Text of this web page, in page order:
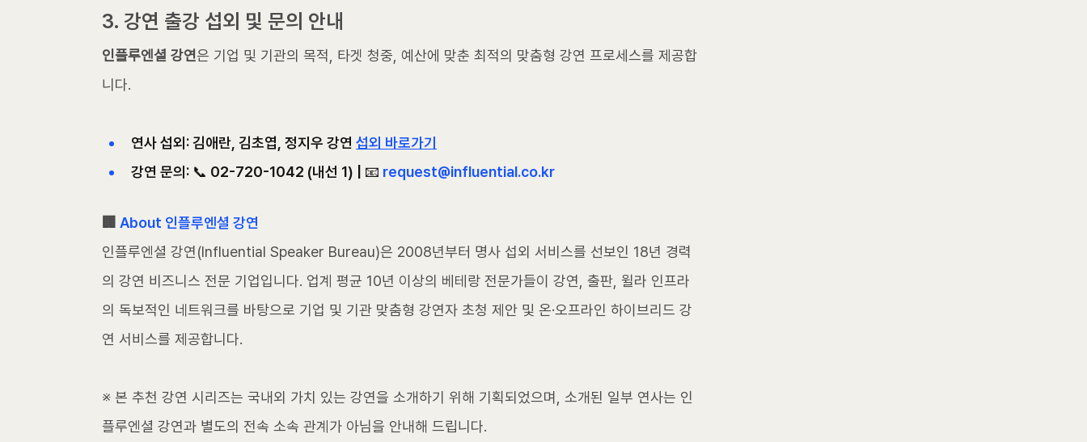
3. 강연 출강 섭외 및 문의 안내
인플루엔셜 강연은 기업 및 기관의 목적, 타겟 청중, 예산에 맞춘 최적의 맞춤형 강연 프로세스를 제공합
니다.
연사 섭외: 김애란, 김초엽, 정지우 강연 섭외 바로가기
강연 문의: 📞 02-720-1042 (내선 1) | 📧 request@influential.co.kr
About 인플루엔셜 강연
인플루엔셜 강연(Influential Speaker Bureau)은 2008년부터 명사 섭외 서비스를 선보인 18년 경력
의 강연 비즈니스 전문 기업입니다. 업계 평균 10년 이상의 베테랑 전문가들이 강연, 출판, 윌라 인프라
의 독보적인 네트워크를 바탕으로 기업 및 기관 맞춤형 강연자 초청 제안 및 온·오프라인 하이브리드 강
연 서비스를 제공합니다.
※ 본 추천 강연 시리즈는 국내외 가치 있는 강연을 소개하기 위해 기획되었으며, 소개된 일부 연사는 인
플루엔셜 강연과 별도의 전속 소속 관계가 아님을 안내해 드립니다.